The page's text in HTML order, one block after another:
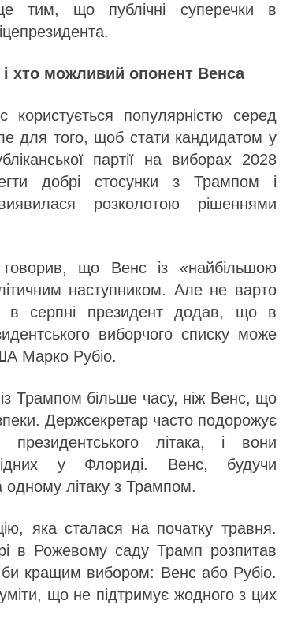
тим, що публічні суперечки в
хто можливий опонент Венса
популярністю серед
для того, щоб стати кандидатом у
партії на виборах 2028
добрі стосунки з Трампом і
розколотою рішеннями
що Венс із «найбільшою
наступником. Але не варто
серпні президент додав, що в
виборчого списку може
Марко Рубіо.
Трампом більше часу, ніж Венс, що
Держсекретар часто подорожує
літака, і вони
у Флориді. Венс, будучи
одному літаку з Трампом.
яка сталася на початку травня.
в Рожевому саду Трамп розпитав
би кращим вибором: Венс або Рубіо.
що не підтримує жодного з цих